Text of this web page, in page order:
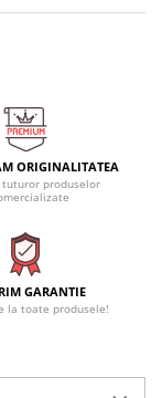
ORIGINALITATEA
tuturor produselor
GARANTIE
la toate produsele!